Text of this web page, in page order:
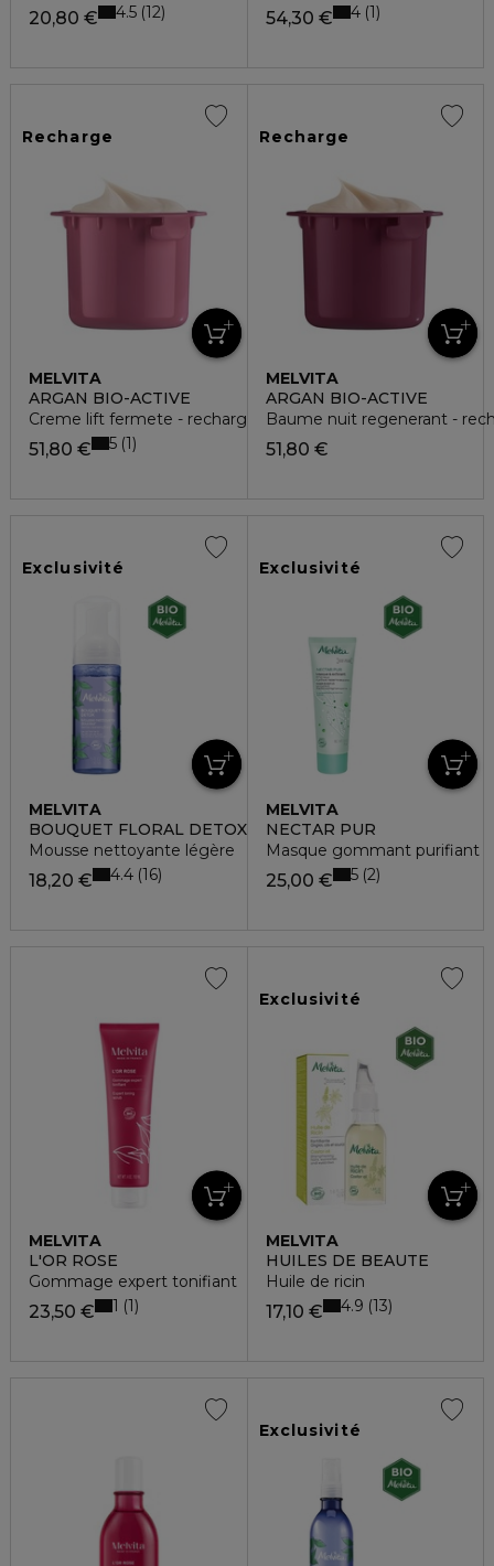
20,80 € 4.5 12 54,30 € 4 1
Recharge
MELVITA
ARGAN BIO-ACTIVE
Creme lift fermete - recharge
51,80 € 5 1
Recharge
MELVITA
ARGAN BIO-ACTIVE
Baume nuit regenerant -
51,80 €
Exclusivité
MELVITA
BOUQUET FLORAL DETOX
Mousse nettoyante légère
18,20 € 4.4 16
Exclusivité
MELVITA
NECTAR PUR
Masque gommant purifiant
25,00 € 5 2
MELVITA
L'OR ROSE
Gommage expert tonifiant
23,50 € 1 1
Exclusivité
MELVITA
HUILES DE BEAUTE
Huile de ricin
17,10 € 4.9 13
Exclusivité